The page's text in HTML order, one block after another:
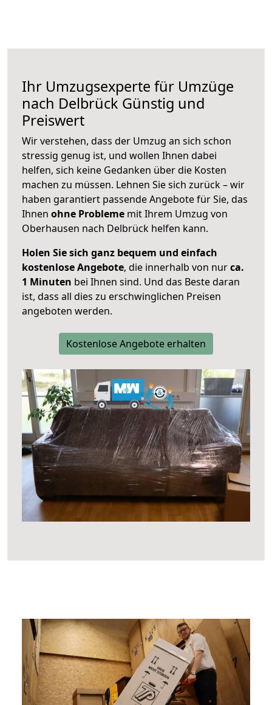
Ihr Umzugsexperte für Umzüge
nach Delbrück Günstig und
Preiswert
Wir verstehen, dass der Umzug an sich schon
stressig genug ist, und wollen Ihnen dabei
helfen, sich keine Gedanken über die Kosten
machen zu müssen. Lehnen Sie sich zurück – wir
haben garantiert passende Angebote für Sie, das
Ihnen ohne Probleme mit Ihrem Umzug von
Oberhausen nach Delbrück helfen kann.
Holen Sie sich ganz bequem und einfach
kostenlose Angebote, die innerhalb von nurca.
1 Minuten bei Ihnen sind. Und das Beste daran
ist, dass all dies zu erschwinglichen Preisen
angeboten werden.
Kostenlose Angebote erhalten